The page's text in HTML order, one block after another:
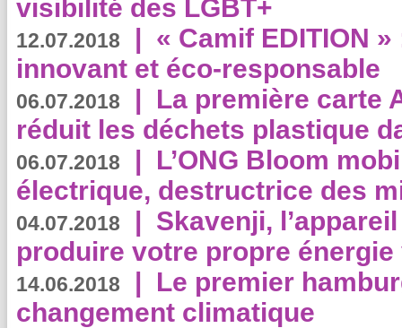
visibilité des LGBT+
12.07.2018 | « Camif EDITION
innovant et éco-responsable
06.07.2018 | La première carte
réduit les déchets plastique
06.07.2018 | L’ONG Bloom
électrique, destructrice des
04.07.2018 | Skavenji,
produire votre propre
14.06.2018 | Le premier
changement climatique